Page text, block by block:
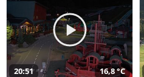
20:51 16,8 °C